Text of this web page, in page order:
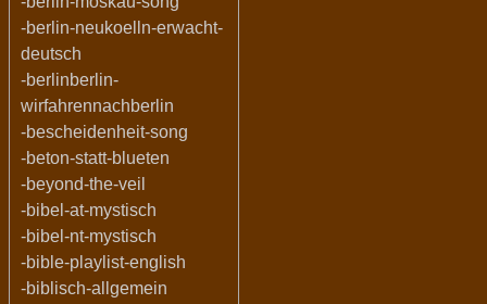
-berlin-neukoelln-erwacht-
deutsch
-berlinberlin-
wirfahrennachberlin
-bescheidenheit-song
-beton-statt-blueten
-beyond-the-veil
-bibel-at-mystisch
-bibel-nt-mystisch
-bible-playlist-english
-biblisch-allgemein